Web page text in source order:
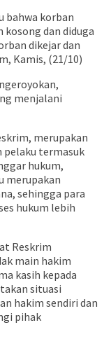
bahwa korban
dan diduga
dikejar dan
Kamis, (21/10)
menjalani
merupakan
pelaku termasuk
hukum,
merupakan
sehingga para
hukum lebih
Reskrim
main hakim
kasih kepada
situasi
hakim sendiri dan
pihak